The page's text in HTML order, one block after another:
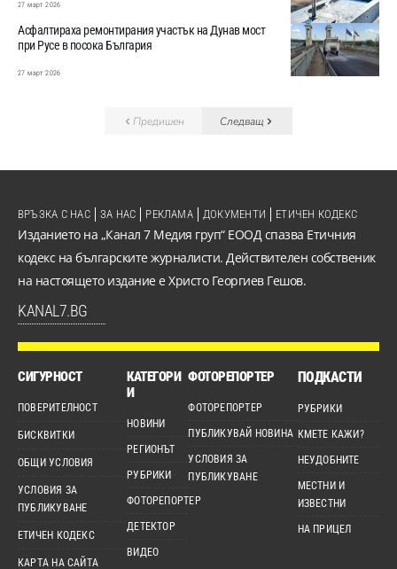
27 март 2026
Асфалтираха ремонтирания участък на Дунав мост
при Русе в посока България
27 март 2026
Предишен Следващ
Изданието на „Канал 7 Медия груп“ ЕООД спазва Етичния
кодекс на българските журналисти. Действителен собственик
на настоящето издание е Христо Георгиев Гешов.
KANAL7.BG
ВРЪЗКА С НАС ЗА НАС РЕКЛАМА ДОКУМЕНТИ ЕТИЧЕН КОДЕКС
СИГУРНОСТ
ПОВЕРИТЕЛНОСТ
БИСКВИТКИ
ОБЩИ УСЛОВИЯ
УСЛОВИЯ ЗА
ПУБЛИКУВАНЕ
ЕТИЧЕН КОДЕКС
КАРТА НА САЙТА
КАТЕГОРИ
И
НОВИНИ
РЕГИОНЪТ
РУБРИКИ
ФОТОРЕПОРТЕР
ДЕТЕКТОР
ВИДЕО
ФОТОРЕПОРТЕР
ФОТОРЕПОРТЕР
ПУБЛИКУВАЙ НОВИНА
УСЛОВИЯ ЗА
ПУБЛИКУВАНЕ
ПОДКАСТИ
РУБРИКИ
КМЕТЕ КАЖИ?
НЕУДОБНИТЕ
МЕСТНИ И
ИЗВЕСТНИ
НА ПРИЦЕЛ